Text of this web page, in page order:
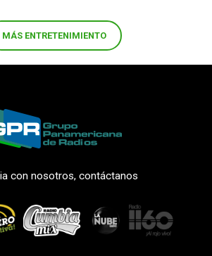
MÁS ENTRETENIMIENTO
con nosotros, contáctanos